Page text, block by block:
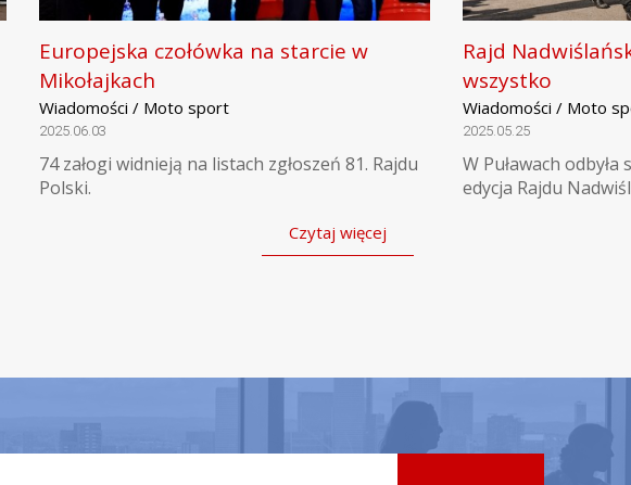
Europejska czołówka na starcie w
Mikołajkach
Wiadomości / Moto sport
2025.06.03
74 załogi widnieją na listach zgłoszeń 81. Rajdu
Polski.
Czytaj więcej
Rajd
wszystko
Wiadomości / Moto
2025.05.25
W Puławach
edycja Rajdu